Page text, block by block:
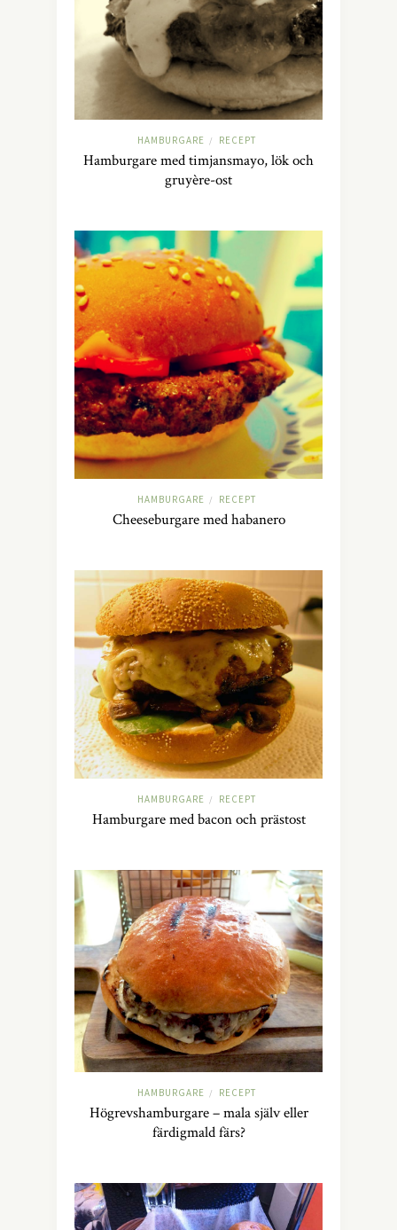
HAMBURGARE / RECEPT
Hamburgare med timjansmayo, lök och
gruyère-ost
HAMBURGARE / RECEPT
Cheeseburgare med habanero
HAMBURGARE / RECEPT
Hamburgare med bacon och prästost
HAMBURGARE / RECEPT
Högrevshamburgare – mala själv eller
färdigmald färs?